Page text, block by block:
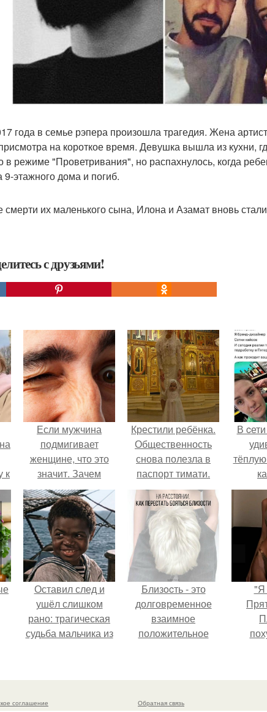
года в семье рэпера произошла трагедия. Жена
на короткое время. Девушка вышла из кухни,
режиме "Проветривания", но распахнулось, когда
этажного дома и погиб.
смерти их маленького сына, Илона и Азамат вновь
с друзьями!
к
Если мужчина
подмигивает
женщине, что это
значит. Зачем
мужчина мне
подмигнул?
Крестили ребёнка.
Общественность
снова полезла в
паспорт тимати.
В
Оставил след и
ушёл слишком
рано: трагическая
судьба мальчика из
Близocть - это
долговременное
взаимное
положительное
взаимодействие.
"Я
соглашение Обратная связь